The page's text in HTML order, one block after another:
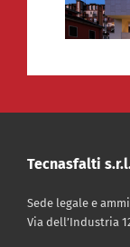
Tecnasfalti
Sede legale e
Via dell’Industria